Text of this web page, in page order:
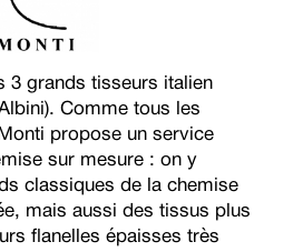
3 grands tisseurs italien
Comme tous les
propose un service
sur mesure : on y
classiques de la chemise
mais aussi des tissus plus
flanelles épaisses très